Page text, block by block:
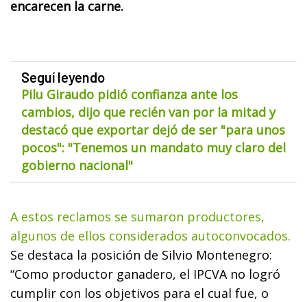
encarecen la carne.
Seguí leyendo
Pilu Giraudo pidió confianza ante los
cambios, dijo que recién van por la mitad y
destacó que exportar dejó de ser "para unos
pocos": "Tenemos un mandato muy claro del
gobierno nacional"
A estos reclamos se sumaron productores,
algunos de ellos considerados autoconvocados.
Se destaca la posición de Silvio Montenegro:
“Como productor ganadero, el IPCVA no logró
cumplir con los objetivos para el cual fue, o